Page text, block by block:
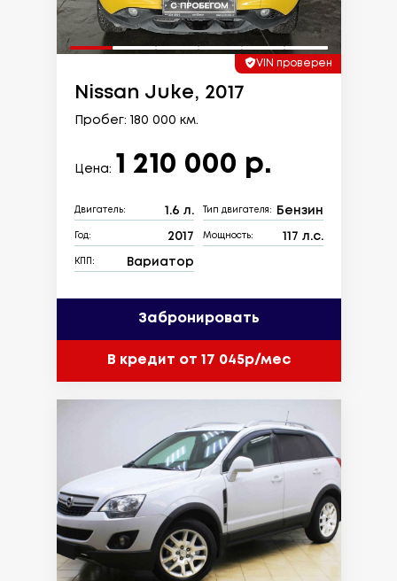
VIN проверен
Nissan Juke, 2017
Пробег: 180 000 км.
Цена: 1 210 000 р.
Двигатель: 1.6 л. Тип двигателя: Бензин
Год: 2017 Мощность: 117 л.с.
КПП: Вариатор
Забронировать
В кредит от 17 045р/мес